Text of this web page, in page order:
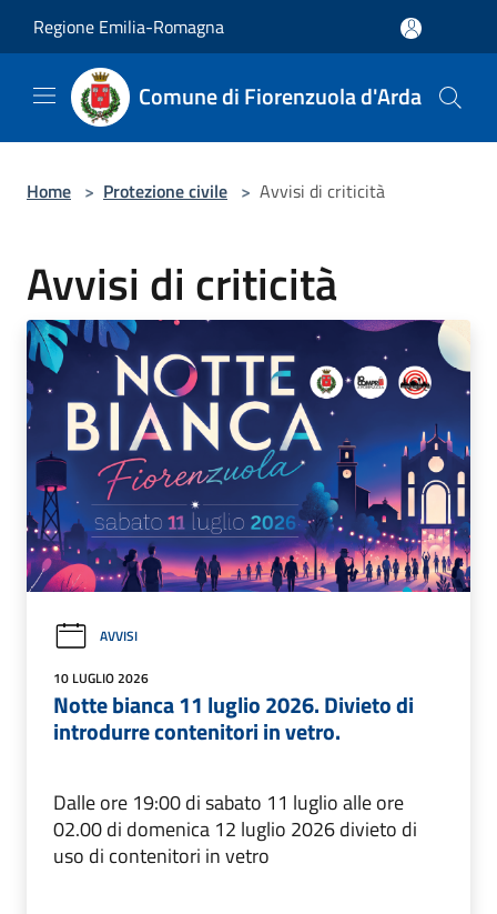
Regione Emilia-Romagna
Comune di Fiorenzuola d'Arda
Home > Protezione civile > Avvisi di criticità
Avvisi di criticità
AVVISI
10 LUGLIO 2026
Notte bianca 11 luglio 2026. Divieto di
introdurre contenitori in vetro.
Dalle ore 19:00 di sabato 11 luglio alle ore
02.00 di domenica 12 luglio 2026 divieto di
uso di contenitori in vetro